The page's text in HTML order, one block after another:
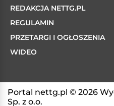
REDAKCJA NETTG.PL
REGULAMIN
PRZETARGI I OGŁOSZENIA
WIDEO
Portal nettg.pl © 2026
Sp. z o.o.